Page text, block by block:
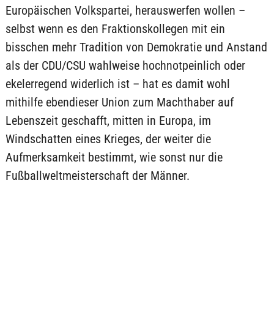
Europäischen Volkspartei, herauswerfen wollen –
selbst wenn es den Fraktionskollegen mit ein
bisschen mehr Tradition von Demokratie und Anstand
als der CDU/CSU wahlweise hochnotpeinlich oder
ekelerregend widerlich ist – hat es damit wohl
mithilfe ebendieser Union zum Machthaber auf
Lebenszeit geschafft, mitten in Europa, im
Windschatten eines Krieges, der weiter die
Aufmerksamkeit bestimmt, wie sonst nur die
Fußballweltmeisterschaft der Männer.